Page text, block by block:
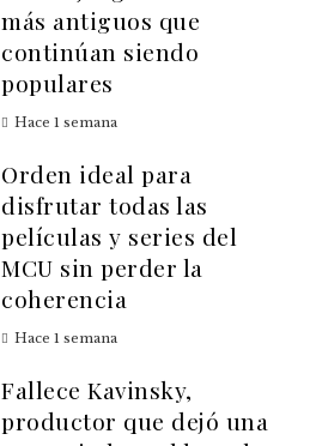
más antiguos que
continúan siendo
populares
Hace 1 semana
Orden ideal para
disfrutar todas las
películas y series del
MCU sin perder la
coherencia
Hace 1 semana
Fallece Kavinsky,
productor que dejó una